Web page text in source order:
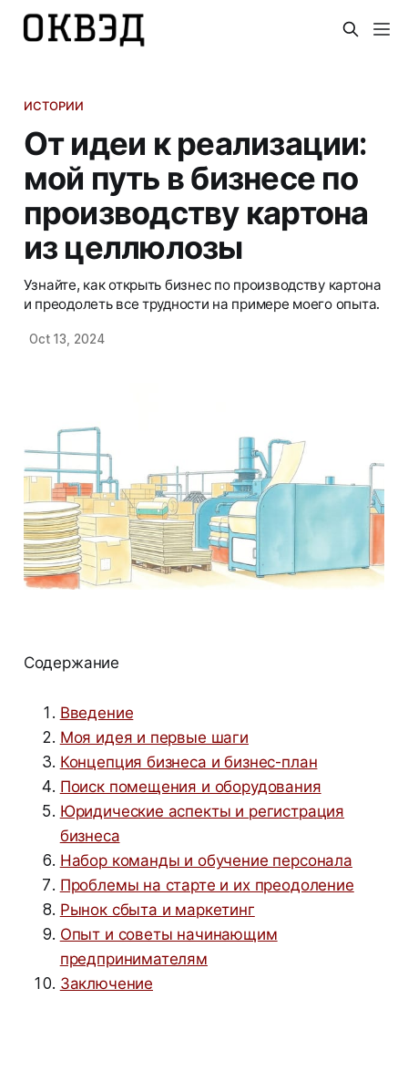
ИСТОРИИ
От идеи к реализации:
мой путь в бизнесе по
производству картона
из целлюлозы
Узнайте, как открыть бизнес по производству картона
и преодолеть все трудности на примере моего опыта.
Oct 13, 2024
Содержание
Введение
Моя идея и первые шаги
Концепция бизнеса и бизнес-план
Поиск помещения и оборудования
Юридические аспекты и регистрация
бизнеса
Набор команды и обучение персонала
Проблемы на старте и их преодоление
Рынок сбыта и маркетинг
Опыт и советы начинающим
предпринимателям
Заключение